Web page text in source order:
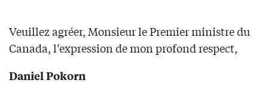
Veuillez agréer, Monsieur le Premier ministre du
Canada, l’expression de mon profond respect,
Daniel Pokorn